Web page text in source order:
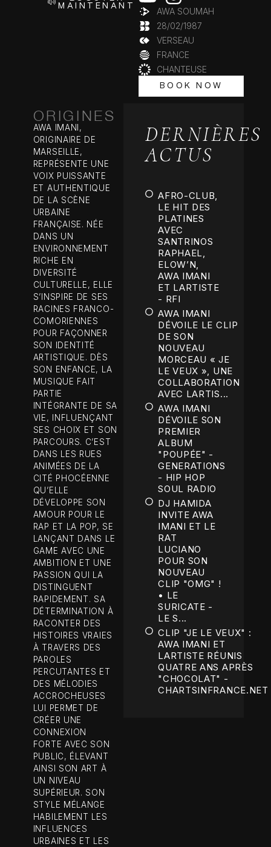
MAINTENANT
AWA SOUMAH
28/02/1987
VERSEAU
FRANCE
CHANTEUSE
BOOK NOW
ORIGINES
AWA IMANI,
ORIGINAIRE DE
MARSEILLE,
REPRÉSENTE UNE
VOIX PUISSANTE
ET AUTHENTIQUE
DE LA SCÈNE
URBAINE
FRANÇAISE. NÉE
DANS UN
ENVIRONNEMENT
RICHE EN
DIVERSITÉ
CULTURELLE, ELLE
S’INSPIRE DE SES
RACINES FRANCO-
COMORIENNES
POUR FAÇONNER
SON IDENTITÉ
ARTISTIQUE. DÈS
SON ENFANCE, LA
MUSIQUE FAIT
PARTIE
INTÉGRANTE DE SA
VIE, INFLUENÇANT
SES CHOIX ET SON
PARCOURS. C’EST
DANS LES RUES
ANIMÉES DE LA
CITÉ PHOCÉENNE
QU’ELLE
DÉVELOPPE SON
AMOUR POUR LE
RAP ET LA POP, SE
LANÇANT DANS LE
GAME AVEC UNE
AMBITION ET UNE
PASSION QUI LA
DISTINGUENT
RAPIDEMENT. SA
DÉTERMINATION À
RACONTER DES
HISTOIRES VRAIES
À TRAVERS DES
PAROLES
PERCUTANTES ET
DES MÉLODIES
ACCROCHEUSES
LUI PERMET DE
CRÉER UNE
CONNEXION
FORTE AVEC SON
PUBLIC, ÉLEVANT
AINSI SON ART À
UN NIVEAU
SUPÉRIEUR. SON
STYLE MÉLANGE
HABILEMENT LES
INFLUENCES
URBAINES ET LES
DERNIÈRES
ACTUS
AFRO-CLUB,
LE HIT DES
PLATINES
AVEC
SANTRINOS
RAPHAEL,
ELOW’N,
AWA IMANI
ET LARTISTE
- RFI
AWA IMANI
DÉVOILE LE CLIP
DE SON
NOUVEAU
MORCEAU « JE
LE VEUX », UNE
COLLABORATION
AVEC LARTIS...
AWA IMANI
DÉVOILE SON
PREMIER
ALBUM
"POUPÉE" -
GENERATIONS
- HIP HOP
SOUL RADIO
DJ HAMIDA
INVITE AWA
IMANI ET LE
RAT
LUCIANO
POUR SON
NOUVEAU
CLIP "OMG" !
• LE
SURICATE -
LE S...
CLIP "JE LE VEUX" :
AWA IMANI ET
LARTISTE RÉUNIS
QUATRE ANS APRÈS
"CHOCOLAT" -
CHARTSINFRANCE.NET